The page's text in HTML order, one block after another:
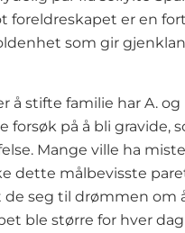
foreldreskapet er en
som gir
å stifte familie har A. og
forsøk på å bli gravide,
Mange ville ha
dette målbevisste
seg til drømmen om
ble større for hver